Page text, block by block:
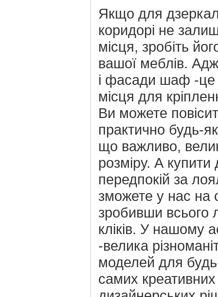
Якщо для
коридорі не
місця, зробіть
вашої меблів.
і фасади шаф -це
місця для
Ви можете
практично будь-
що важливо,
розміру. А купити
передпокій за
зможете у нас на
зробивши всього
кліків. У нашому
-велика
моделей для
самих креативних